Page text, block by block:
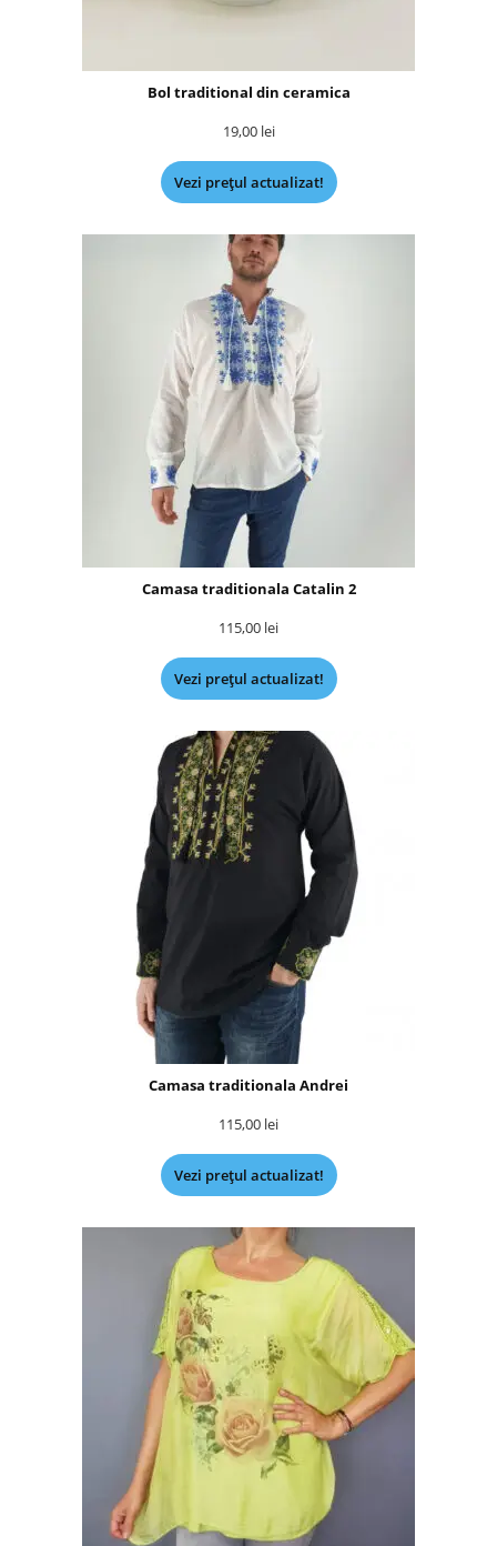
Bol traditional din ceramica
19,00 lei
Vezi prețul actualizat!
Camasa traditionala Catalin 2
115,00 lei
Vezi prețul actualizat!
Camasa traditionala Andrei
115,00 lei
Vezi prețul actualizat!